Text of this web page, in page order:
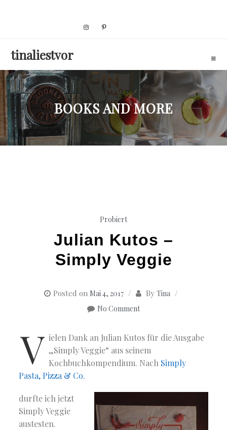
tinaliestvor
BOOKS AND MORE
Probiert
Julian Kutos –
Simply Veggie
Posted on Mai 4, 2017 By Tina
No Comment
V ielen Dank an Julian Kutos für die Ausgabe
„Simply Veggie“ aus seinem
Kochbuchkompendium. Nach Simply
Pasta, Pizza & Co.
durfte ich jetzt
Simply Veggie
austesten.